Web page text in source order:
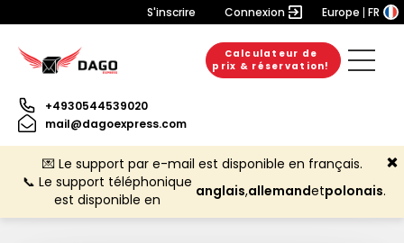
S'inscrire Connexion Europe FR
Calculateur de
prix & réservation!
+4930544539020
mail@dagoexpress.com
💌 Le support par e-mail est disponible en français.
📞 Le support téléphonique
est disponible en
anglais,allemandetpolonais.